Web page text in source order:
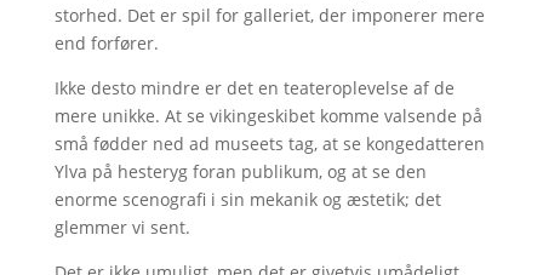
storhed. Det er spil for galleriet, der imponerer mere
end forfører.
Ikke desto mindre er det en teateroplevelse af de
mere unikke. At se vikingeskibet komme valsende på
små fødder ned ad museets tag, at se kongedatteren
Ylva på hesteryg foran publikum, og at se den
enorme scenografi i sin mekanik og æstetik; det
glemmer vi sent.